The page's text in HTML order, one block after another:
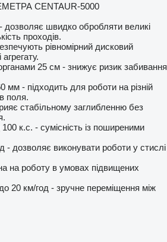
CENTAUR-5000
швидко обробляти великі
проходів.
рівномірний дисковий
25 см - знижує ризик забивання
мм - підходить для роботи на різній
поля.
стабільному заглибленню без
к.с. - сумісність із поширеними
- дозволяє виконувати роботи у стислі
на роботу в умовах підвищених
20 км/год - зручне переміщення між